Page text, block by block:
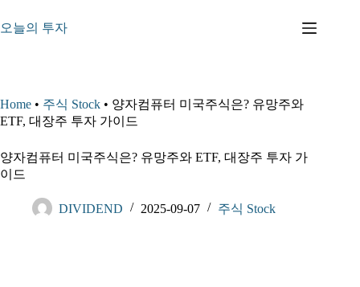
문
뛰
기
오늘의 투자
Home • 주식 Stock • 양자컴퓨터 미국주식은? 유망주와
ETF, 대장주 투자 가이드
양자컴퓨터 미국주식은? 유망주와 ETF, 대장주 투자 가
이드
DIVIDEND 2025-09-07 주식 Stock